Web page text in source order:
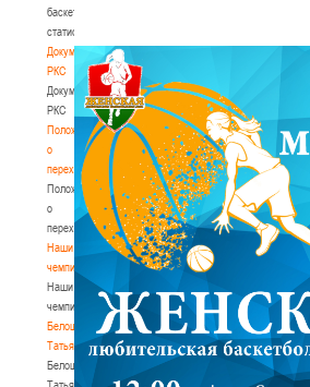
баскетбольной
статистике
Документы
РКС
Документы
РКС
Положение
о
переходах
Положение
о
переходах
Наши
чемпионы
Наши
чемпионы
Белошапко
Татьяна
Белошапко
Татьяна